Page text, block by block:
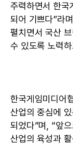
주력하면서 한국
되어 기쁘다”라
펼치면서 국산
수 있도록 노력
한국게임미디어
산업의 중심에
되었다”며, “앞
산업의 육성과